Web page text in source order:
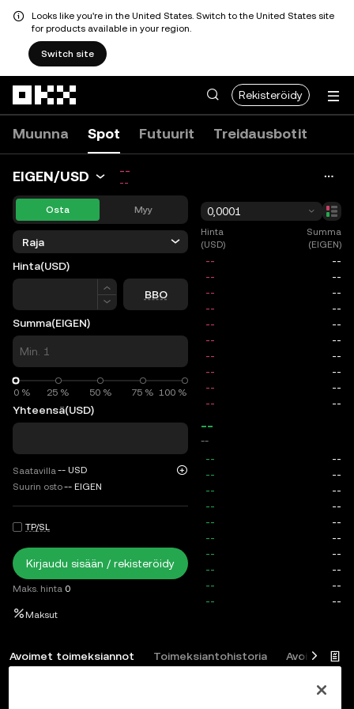
Looks like you're in the United States. Switch to the United States site
for products available in your region.
Switch site
Rekisteröidy
Muunna Spot Futuurit Treidausbotit
EIGEN/USD --
--
Osta Myy
Raja
Hinta(USD)
Hinta
BBO
Summa(EIGEN)
0 % 25 % 50 % 75 % 100 %
0 %
Yhteensä(USD)
Saatavilla -- USD
Suurin osto-- EIGEN
TP/SL
Kirjaudu sisään / rekisteröidy
Maks. hinta 0
Maksut
0,0001
Hinta
(USD)
Summa
(EIGEN)
--
--
Avoimet toimeksiannot Toimeksiantohistoria Avoimet